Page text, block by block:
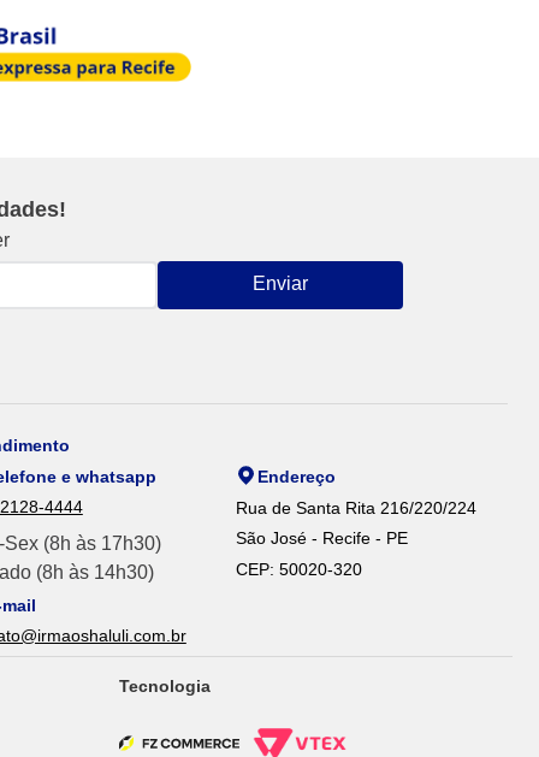
Enviar
e whatsapp
4444
Sex (8h às 17h30)
(8h às 14h30)
Endereço
Rua de Santa Rita 216/220/224
São José - Recife - PE
CEP: 50020-320
mail
Tecnologia